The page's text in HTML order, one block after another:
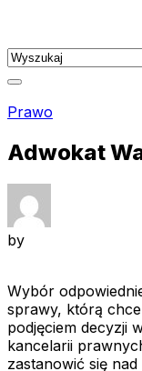
content
Prawo
Adwokat
by
Wybór
sprawy, którą
podjęciem decyzji
kancelarii
zastanowić się